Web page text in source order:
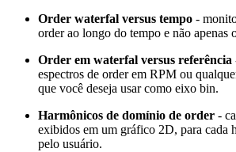
Order waterfal versus tempo -
order ao longo do tempo e não apenas
Order em waterfal versus referência
espectros de order em RPM ou
que você deseja usar como eixo bin.
Harmônicos de domínio de order -
exibidos em um gráfico 2D, para cada
pelo usuário.